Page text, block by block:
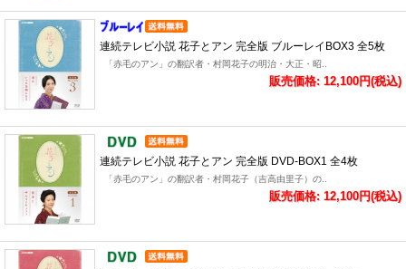
連続テレビ小説 花子とアン 完全版 ブルーレイBOX3 全5枚
「赤毛のアン」の翻訳者・村岡花子の明治・大正・昭..
販売価格: 12,100円(税込)
連続テレビ小説 花子とアン 完全版 DVD-BOX1 全4枚
「赤毛のアン」の翻訳者・村岡花子（吉高由里子）の..
販売価格: 12,100円(税込)